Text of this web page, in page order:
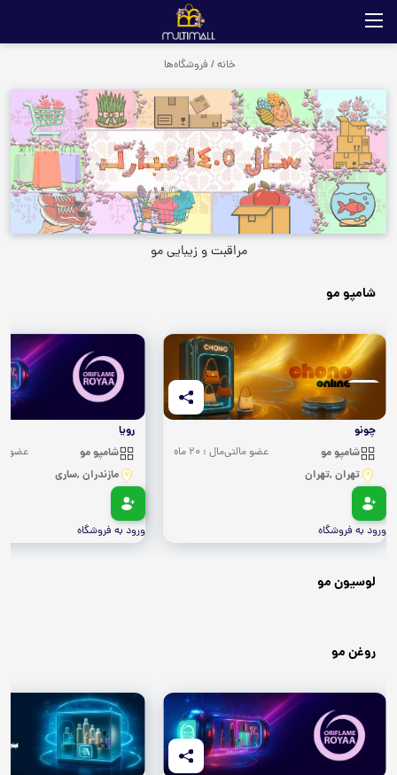
خانه/ فروشگاه‌ها
مراقبت و زیبایی مو
شامپو مو
چونو
شامپو مو
تهران ,تهران
عضو مالتی‌مال : 20 ماه
ورود به فروشگاه
رویا
شامپو مو
مازندران ,ساری
عضو
ورود به فروشگاه
لوسیون مو
روغن مو